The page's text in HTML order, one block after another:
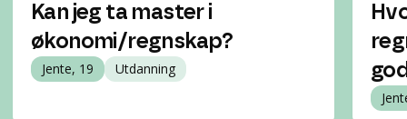
Kan jeg ta master i
økonomi/regnskap?
Jente, 19 Utdanning